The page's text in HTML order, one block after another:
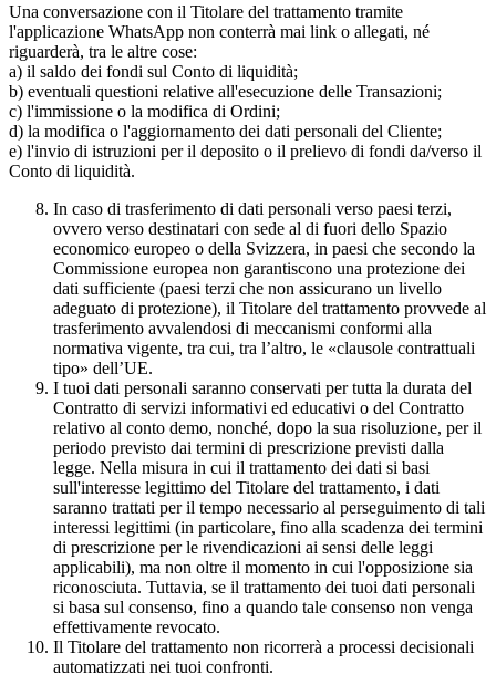
Una conversazione con il Titolare del trattamento tramite
l'applicazione WhatsApp non conterrà mai link o allegati, né
riguarderà, tra le altre cose:
a) il saldo dei fondi sul Conto di liquidità;
b) eventuali questioni relative all'esecuzione delle Transazioni;
c) l'immissione o la modifica di Ordini;
d) la modifica o l'aggiornamento dei dati personali del Cliente;
e) l'invio di istruzioni per il deposito o il prelievo di fondi da/verso il
Conto di liquidità.
In caso di trasferimento di dati personali verso paesi terzi,
ovvero verso destinatari con sede al di fuori dello Spazio
economico europeo o della Svizzera, in paesi che secondo la
Commissione europea non garantiscono una protezione dei
dati sufficiente (paesi terzi che non assicurano un livello
adeguato di protezione), il Titolare del trattamento provvede al
trasferimento avvalendosi di meccanismi conformi alla
normativa vigente, tra cui, tra l’altro, le «clausole contrattuali
tipo» dell’UE.
I tuoi dati personali saranno conservati per tutta la durata del
Contratto di servizi informativi ed educativi o del Contratto
relativo al conto demo, nonché, dopo la sua risoluzione, per il
periodo previsto dai termini di prescrizione previsti dalla
legge. Nella misura in cui il trattamento dei dati si basi
sull'interesse legittimo del Titolare del trattamento, i dati
saranno trattati per il tempo necessario al perseguimento di tali
interessi legittimi (in particolare, fino alla scadenza dei termini
di prescrizione per le rivendicazioni ai sensi delle leggi
applicabili), ma non oltre il momento in cui l'opposizione sia
riconosciuta. Tuttavia, se il trattamento dei tuoi dati personali
si basa sul consenso, fino a quando tale consenso non venga
effettivamente revocato.
Il Titolare del trattamento non ricorrerà a processi decisionali
automatizzati nei tuoi confronti.